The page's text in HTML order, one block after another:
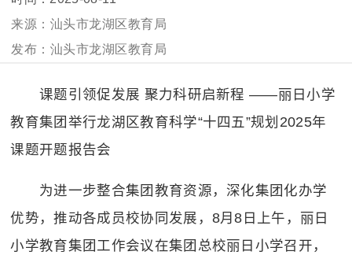
汕头市龙湖区教育局
汕头市龙湖区教育局
课题引领促发展 聚力科研启新程 ——丽日小学
教育集团举行龙湖区教育科学“十四五”规划 2025年
课题开题报告会
为进一步整合集团教育资源，深化集团化办学
优势，推动各成员校协同发展， 8月8 日上午，丽日
小学教育集团工作会议在集团总校丽日小学召开，